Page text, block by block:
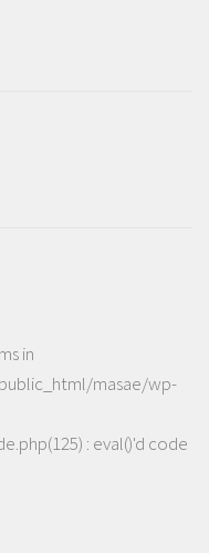
in
masae/wp-
: eval()'d code